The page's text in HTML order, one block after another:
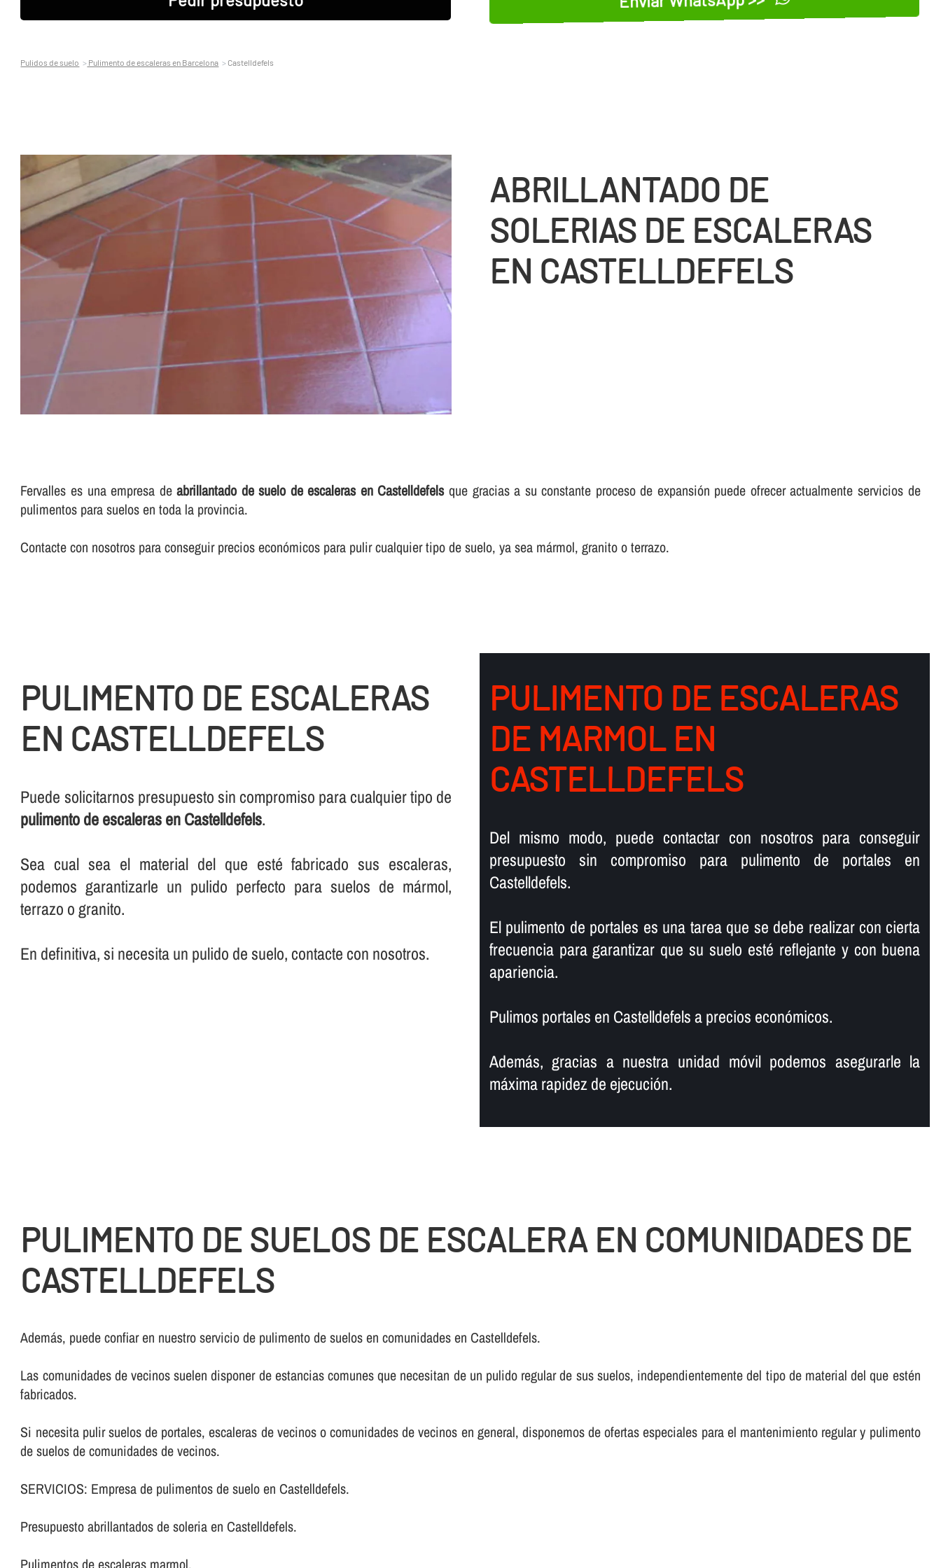
Pulidos de suelo Pulimento de escaleras en Barcelona Castelldefels
ABRILLANTADO DE
SOLERIAS DE ESCALERAS
EN CASTELLDEFELS
Fervalles es una empresa deabrillantado de suelo de escaleras en Castelldefelsque gracias a su constante proceso de expansión puede ofrecer actualmente servicios de
pulimentos para suelos en toda la provincia.
Contacte con nosotros para conseguir precios económicos para pulir cualquier tipo de suelo, ya sea mármol, granito o terrazo.
PULIMENTO DE ESCALERAS
EN CASTELLDEFELS
Puede solicitarnos presupuesto sin compromiso para cualquier tipo de
pulimento de escaleras en Castelldefels.
Sea cual sea el material del que esté fabricado sus escaleras,
podemos garantizarle un pulido perfecto para suelos de mármol,
terrazo o granito.
En definitiva, si necesita un pulido de suelo, contacte con nosotros.
PULIMENTO DE ESCALERAS
DE MARMOL EN
CASTELLDEFELS
Del mismo modo, puede contactar con nosotros para conseguir
presupuesto sin compromiso para pulimento de portales en
Castelldefels.
El pulimento de portales es una tarea que se debe realizar con cierta
frecuencia para garantizar que su suelo esté reflejante y con buena
apariencia.
Pulimos portales en Castelldefels a precios económicos.
Además, gracias a nuestra unidad móvil podemos asegurarle la
máxima rapidez de ejecución.
PULIMENTO DE SUELOS DE ESCALERA EN COMUNIDADES DE
CASTELLDEFELS
Además, puede confiar en nuestro servicio de pulimento de suelos en comunidades en Castelldefels.
Las comunidades de vecinos suelen disponer de estancias comunes que necesitan de un pulido regular de sus suelos, independientemente del tipo de material del que estén
fabricados.
Si necesita pulir suelos de portales, escaleras de vecinos o comunidades de vecinos en general, disponemos de ofertas especiales para el mantenimiento regular y pulimento
de suelos de comunidades de vecinos.
SERVICIOS: Empresa de pulimentos de suelo en Castelldefels.
Presupuesto abrillantados de soleria en Castelldefels.